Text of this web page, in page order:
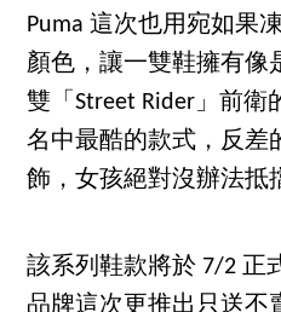
Puma 這次也用宛如果
顏色，讓一雙鞋擁有像
雙「Street Rider」前
名中最酷的款式，反差
飾，女孩絕對沒辦法抵
該系列鞋款將於 7/2 正
品牌這次更推出只送不